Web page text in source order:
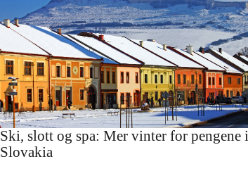
Ski, slott og spa: Mer vinter for pengene i
Slovakia